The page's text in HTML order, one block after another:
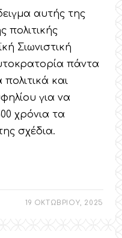
αυτής της
πολιτικής
Σιωνιστική
πάντα
και
για να
χρόνια τα
σχέδια.
19 ΟΚΤΩΒΡΙΟΥ, 2025